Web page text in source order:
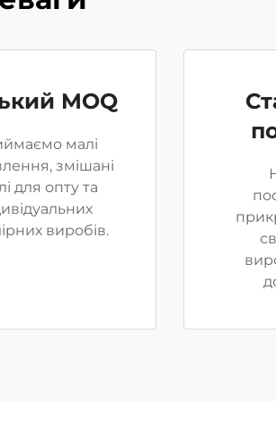
MOQ
малі
змішані
для опту та
виробів.